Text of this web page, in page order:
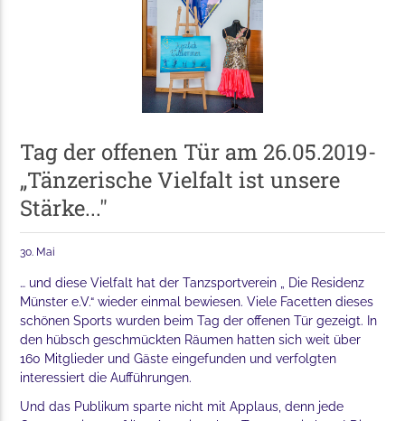
Tag der offenen Tür am 26.05.2019-
„Tänzerische Vielfalt ist unsere
Stärke..."
30. Mai
… und diese Vielfalt hat der Tanzsportverein „ Die Residenz
Münster e.V.“ wieder einmal bewiesen. Viele Facetten dieses
schönen Sports wurden beim Tag der offenen Tür gezeigt. In
den hübsch geschmückten Räumen hatten sich weit über
160 Mitglieder und Gäste eingefunden und verfolgten
interessiert die Aufführungen.
Und das Publikum sparte nicht mit Applaus, denn jede